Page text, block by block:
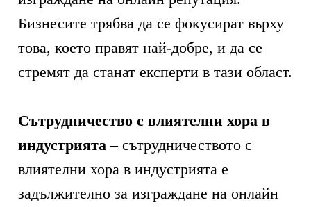
Бизнесите трябва да се фокусират върху
това, което правят най-добре, и да се
стремят да станат експерти в тази област.
Сътрудничество с влиятелни хора в
индустрията – сътрудничеството с
влиятелни хора в индустрията е
задължително за изграждане на онлайн